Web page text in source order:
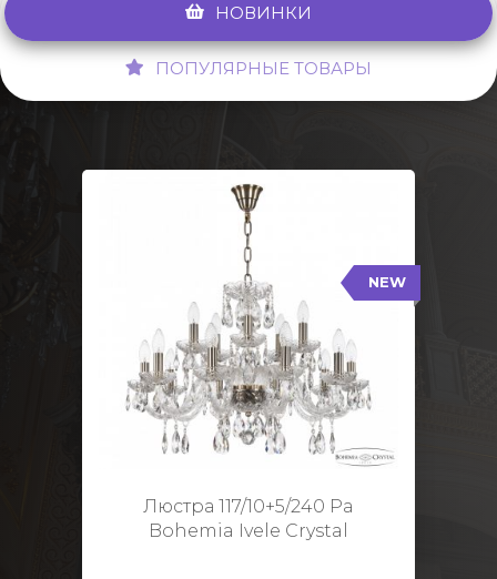
НОВИНКИ
ПОПУЛЯРНЫЕ ТОВАРЫ
NEW
Люстра 117/10+5/240 Pa
Bohemia Ivele Crystal
117/10+5/240 Pa
Тип: Стеклянный рожок
Цвет арматуры: Патина/
Кол-во ламп: 15
Диаметр: 70 см